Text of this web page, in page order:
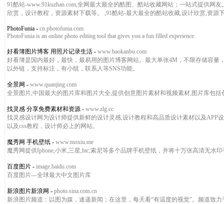
91酷站-www.91kuzhan.com,全网最大最全的酷图、酷站收藏网站；一站式提供
欣赏，设计教程，资源素材下载等。 ,91酷站-最大最全的酷站收藏,设计欣赏,资源
PhotoFunia - cn.photofunia.com
PhotoFunia is an online photo editing tool that gives you a fun filled experience.
好看簿图片博客 用照片记录生活 - www.haokanbu.com
好看簿是国内最好，最快，最易用的图片博客网站。最大单张4M，不限存储容
以外链，支持标注，有小组，联系人等SNS功能。
全景网 - www.quanjing.com
全景图片,中国最大的图片库和图片大全,提供创意图片素材和视频素材,图片库包
找灵感 分享免费素材和资源 - www.zlg.cc
找灵感设计网为设计师提供新鲜的设计灵感,设计教程和高品质设计素材以及
以及css教程，设计师必上的网站。
魔秀网 手机壁纸 - www.moxiu.me
魔秀网提供Iphone,小米,三星,htc,索尼等多个品牌手机壁纸，并将十万张高清无
百度图片 - image.baidu.com
百度图片—全球最大中文图片库
新浪图片新浪网 - photo.sina.com.cn
新浪图片频道：以图为媒，速递新闻；在这里，每天看“有温度的视觉”。频道致